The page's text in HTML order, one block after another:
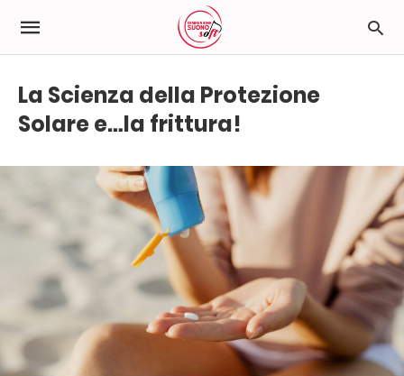
La Scienza della Protezione
Solare e…la frittura!